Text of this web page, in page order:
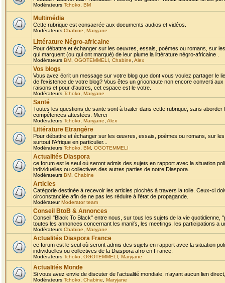
Modérateurs Tchoko BM
Multimédia
Cette rubrique est consacrée aux documents audios et vidéos.
Modérateurs Chabine Maryjane
Littérature Négro-africaine
Pour débattre et échanger sur les oeuvres, essais, poèmes ou romans, sur
qui marquent (ou qui ont marqué) de leur plume la littérature négro-africaine .
Modérateurs BM OGOTEMMELI Chabine Alex
Vos blogs
Vous avez écrit un message sur votre blog que dont vous voulez partager le
de l'existence de votre blog? Vous êtes un grioonaute non encore converti
raisons et pour d'autres, cet espace est le votre.
Modérateurs Tchoko Maryjane
Santé
Toutes les questions de sante sont à traiter dans cette rubrique, sans
compétences attestées. Merci
Modérateurs Tchoko Maryjane Alex
Littérature Etrangère
Pour débattre et échanger sur les œuvres, essais, poèmes ou romans, sur
surtout l'Afrique en particulier...
Modérateurs Tchoko BM OGOTEMMELI
Actualités Diaspora
ce forum est le seul où seront admis des sujets en rapport avec la situation
individuelles ou collectives des autres parties de notre Diaspora.
Modérateurs BM Chabine
Articles
Catégorie destinée à recevoir les articles piochés à travers la toile. Ceux-ci
circonstanciée afin de ne pas les réduire à l'état de propagande.
ModérateurModerator team
Conseil BtoB & Annonces
Conseil "Black To Black" entre nous, sur tous les sujets de la vie
toutes les annonces concernant les manifs, les meetings, les participations a
Modérateurs Chabine Maryjane
Actualités Diaspora France
ce forum est le seul où seront admis des sujets en rapport avec la situation
individuelles ou collectives de la Diaspora afro en France.
Modérateurs Tchoko OGOTEMMELI Maryjane
Actualités Monde
Si vous avez envie de discuter de l’actualité mondiale, n’ayant aucun lien
Modérateurs Tchoko Chabine Maryjane